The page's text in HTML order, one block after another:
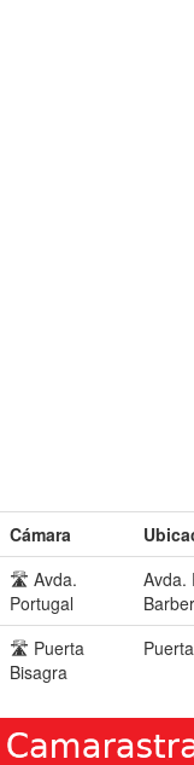
Cámara
🛣️ Avda.
Portugal
Avda.
Barber
🛣️ Puerta
Bisagra